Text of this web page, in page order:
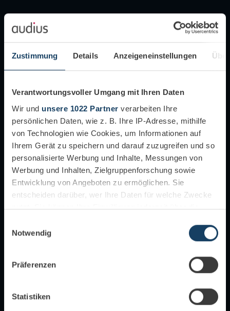
Zustimmung Details Anzeigeneinstellungen
Verantwortungsvoller Umgang mit Ihren Daten
Wir und unsere 1022 Partner verarbeiten Ihre
persönlichen Daten, wie z. B. Ihre IP-Adresse, mithilfe
von Technologien wie Cookies, um Informationen auf
Ihrem Gerät zu speichern und darauf zuzugreifen und so
personalisierte Werbung und Inhalte, Messungen von
Werbung und Inhalten, Zielgruppenforschung sowie
Entwicklung von Angeboten zu ermöglichen. Sie
entscheiden darüber, wer Ihre Daten für welche Zwecke
nutzt. Sie können Ihre Einwilligung jederzeit über die
Trigger Symbol ändern oder widerrufen
Informationen über Ihre geografische Lage
können
Notwendig
Präferenzen
Statistiken